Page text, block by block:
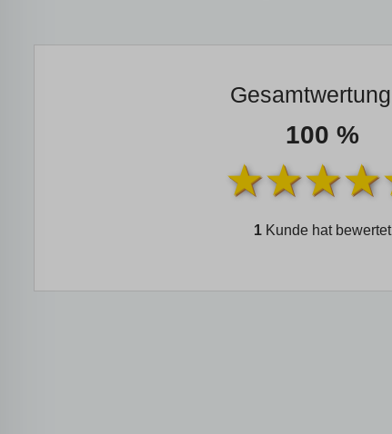
Gesamtwertung
100 %
1 Kunde hat bewertet